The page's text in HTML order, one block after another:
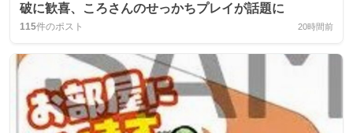
破に歓喜、ころさんのせっかちプレイが話題に
115件のポスト 20時間前